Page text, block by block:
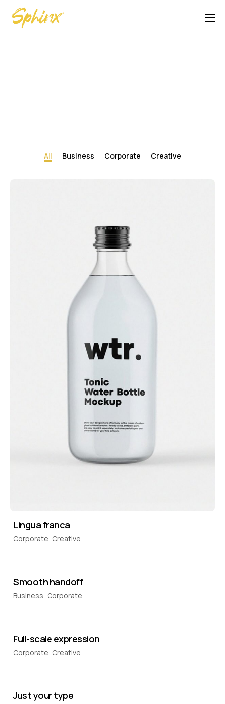
All Business Corporate Creative
Lingua franca
Corporate Creative
Smooth handoff
Business Corporate
Full-scale expression
Corporate Creative
Just your type